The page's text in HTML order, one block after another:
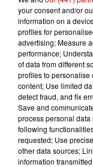
5
5
your consent and/or
information on a
profiles for
advertising; Measure
performance;
of data from different
profiles to personalise
content; Use limited
detect fraud, and fix
Save and
process personal
following
requested; Use
other data sources;
information